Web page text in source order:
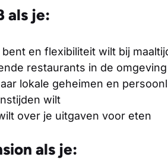
als je:
en flexibiliteit wilt bij
restaurants in de
lokale geheimen en
wilt
over je uitgaven voor eten
als je: